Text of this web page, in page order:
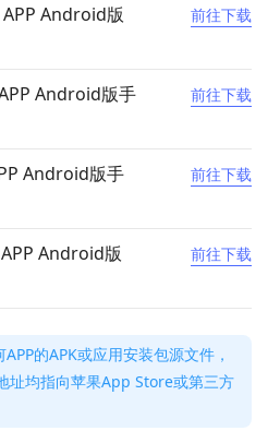
Android版
前往下载
Android版手
前往下载
Android版手
前往下载
Android版
前往下载
的APK或应用安装包源文件，
址均指向苹果App Store或第三方